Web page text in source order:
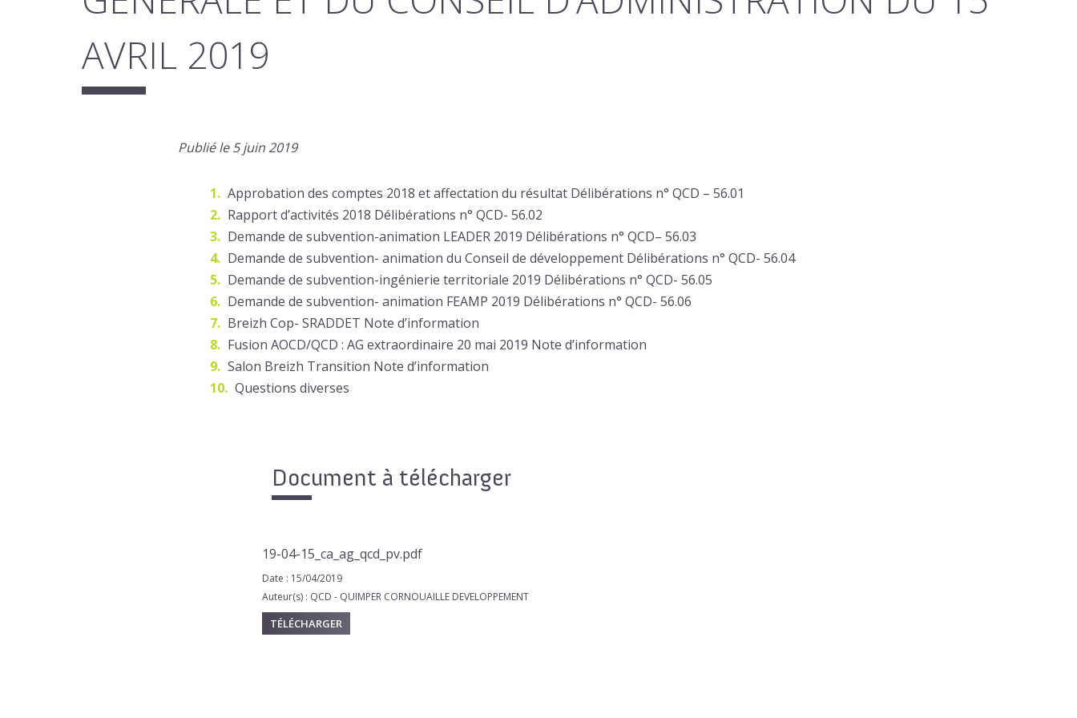
AVRIL 2019
Publié le 5 juin 2019
Approbation des comptes 2018 et affectation du résultat Délibérations n° QCD – 56.01
Rapport d’activités 2018 Délibérations n° QCD- 56.02
Demande de subvention-animation LEADER 2019 Délibérations n° QCD– 56.03
Demande de subvention- animation du Conseil de développement Délibérations n° QCD- 56.04
Demande de subvention-ingénierie territoriale 2019 Délibérations n° QCD- 56.05
Demande de subvention- animation FEAMP 2019 Délibérations n° QCD- 56.06
Breizh Cop- SRADDET Note d’information
Fusion AOCD/QCD : AG extraordinaire 20 mai 2019 Note d’information
Salon Breizh Transition Note d’information
Questions diverses
Document à télécharger
19-04-15_ca_ag_qcd_pv.pdf
Date : 15/04/2019
Auteur(s) : QCD - QUIMPER CORNOUAILLE DEVELOPPEMENT
TÉLÉCHARGER